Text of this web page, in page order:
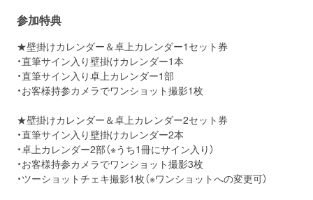
参加特典
★壁掛けカレンダー＆卓上カレンダー1セット券
・直筆サイン入り壁掛けカレンダー1本
・直筆サイン入り卓上カレンダー1部
・お客様持参カメラでワンショット撮影1枚
★壁掛けカレンダー＆卓上カレンダー2セット券
・直筆サイン入り壁掛けカレンダー2本
・卓上カレンダー2部（※うち1冊にサイン入り）
・お客様持参カメラでワンショット撮影3枚
・ツーショットチェキ撮影1枚（※ワンショットへの変更可）